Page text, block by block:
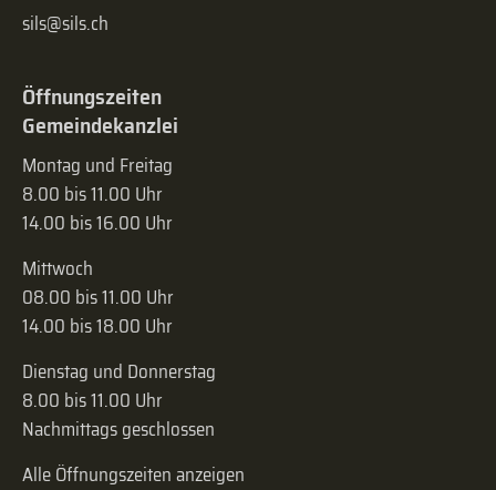
sils@sils.ch
Öffnungszeiten
Gemeindekanzlei
Montag und Freitag
8.00 bis 11.00 Uhr
14.00 bis 16.00 Uhr
Mittwoch
08.00 bis 11.00 Uhr
14.00 bis 18.00 Uhr
Dienstag und Donnerstag
8.00 bis 11.00 Uhr
Nachmittags geschlossen
Alle Öffnungszeiten anzeigen